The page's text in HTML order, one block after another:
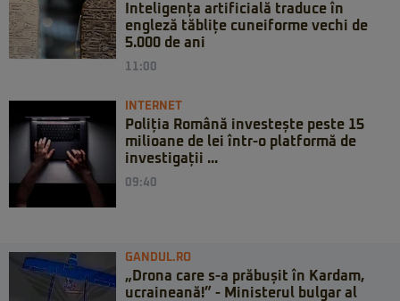
Inteligența artificială traduce în
engleză tăblițe cuneiforme vechi de
5.000 de ani
11:00
INTERNET
Poliția Română investește peste 15
milioane de lei într-o platformă de
investigații ...
09:40
GANDUL.RO
„Drona care s-a prăbușit în Kardam,
ucraineană!” - Ministerul bulgar al